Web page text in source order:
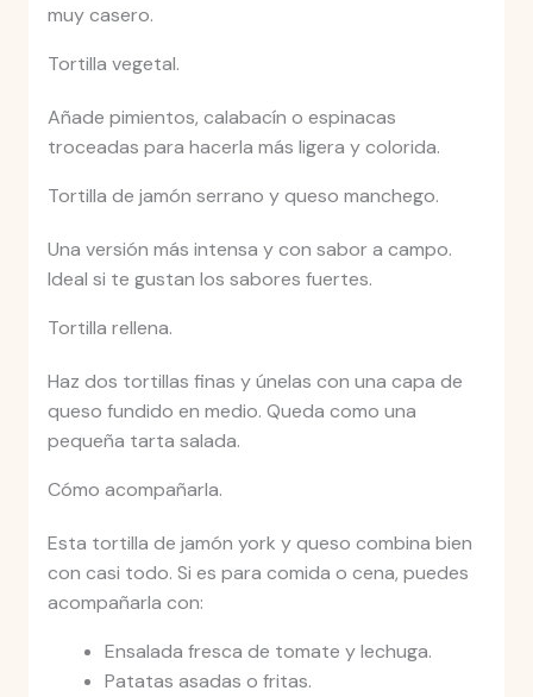
muy casero.
Tortilla vegetal.
Añade pimientos, calabacín o espinacas
troceadas para hacerla más ligera y colorida.
Tortilla de jamón serrano y queso manchego.
Una versión más intensa y con sabor a campo.
Ideal si te gustan los sabores fuertes.
Tortilla rellena.
Haz dos tortillas finas y únelas con una capa de
queso fundido en medio. Queda como una
pequeña tarta salada.
Cómo acompañarla.
Esta tortilla de jamón york y queso combina bien
con casi todo. Si es para comida o cena, puedes
acompañarla con:
Ensalada fresca de tomate y lechuga.
Patatas asadas o fritas.